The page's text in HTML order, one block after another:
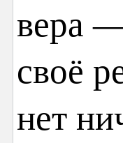
вера
своё
нет